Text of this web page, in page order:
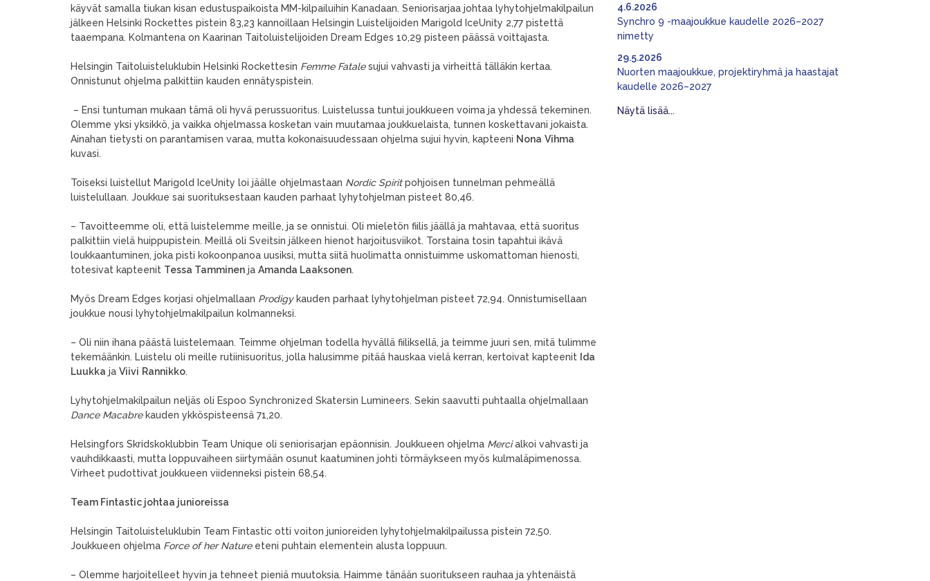
käyvät samalla tiukan kisan edustuspaikoista MM-kilpailuihin Kanadaan. Seniorisarjaa johtaa lyhytohjelmakilpailun
jälkeen Helsinki Rockettes pistein 83,23 kannoillaan Helsingin Luistelijoiden Marigold IceUnity 2,77 pistettä
taaempana. Kolmantena on Kaarinan Taitoluistelijoiden Dream Edges 10,29 pisteen päässä voittajasta.
Helsingin Taitoluisteluklubin Helsinki Rockettesin Femme Fatalesujui vahvasti ja virheittä tälläkin kertaa.
Onnistunut ohjelma palkittiin kauden ennätyspistein.
– Ensi tuntuman mukaan tämä oli hyvä perussuoritus. Luistelussa tuntui joukkueen voima ja yhdessä tekeminen.
Olemme yksi yksikkö, ja vaikka ohjelmassa kosketan vain muutamaa joukkuelaista, tunnen koskettavani jokaista.
Ainahan tietysti on parantamisen varaa, mutta kokonaisuudessaan ohjelma sujui hyvin, kapteeni Nona Vihma
kuvasi.
Toiseksi luistellut Marigold IceUnity loi jäälle ohjelmastaan Nordic Spiritpohjoisen tunnelman pehmeällä
luistelullaan. Joukkue sai suorituksestaan kauden parhaat lyhytohjelman pisteet 80,46.
– Tavoitteemme oli, että luistelemme meille, ja se onnistui. Oli mieletön fiilis jäällä ja mahtavaa, että suoritus
palkittiin vielä huippupistein. Meillä oli Sveitsin jälkeen hienot harjoitusviikot. Torstaina tosin tapahtui ikävä
loukkaantuminen, joka pisti kokoonpanoa uusiksi, mutta siitä huolimatta onnistuimme uskomattoman hienosti,
totesivat kapteenit Tessa Tamminen ja Amanda Laaksonen.
Myös Dream Edges korjasi ohjelmallaan Prodigykauden parhaat lyhytohjelman pisteet 72,94. Onnistumisellaan
joukkue nousi lyhytohjelmakilpailun kolmanneksi.
– Oli niin ihana päästä luistelemaan. Teimme ohjelman todella hyvällä fiiliksellä, ja teimme juuri sen, mitä tulimme
tekemäänkin. Luistelu oli meille rutiinisuoritus, jolla halusimme pitää hauskaa vielä kerran, kertoivat kapteenit Ida
Luukka ja Viivi Rannikko.
Lyhytohjelmakilpailun neljäs oli Espoo Synchronized Skatersin Lumineers. Sekin saavutti puhtaalla ohjelmallaan
Dance Macabrekauden ykköspisteensä 71,20.
Helsingfors Skridskoklubbin Team Unique oli seniorisarjan epäonnisin. Joukkueen ohjelma Mercialkoi vahvasti ja
vauhdikkaasti, mutta loppuvaiheen siirtymään osunut kaatuminen johti törmäykseen myös kulmaläpimenossa.
Virheet pudottivat joukkueen viidenneksi pistein 68,54.
Team Fintastic johtaa junioreissa
Helsingin Taitoluisteluklubin Team Fintastic otti voiton junioreiden lyhytohjelmakilpailussa pistein 72,50.
Joukkueen ohjelma Force of her Natureeteni puhtain elementein alusta loppuun.
– Olemme harjoitelleet hyvin ja tehneet pieniä muutoksia. Haimme tänään suoritukseen rauhaa ja yhtenäistä
Synchro 9 -maajoukkue kaudelle 2026–2027
nimetty
4.6.2026
Nuorten maajoukkue, projektiryhmä ja haastajat
kaudelle 2026–2027
29.5.2026
Näytä lisää...